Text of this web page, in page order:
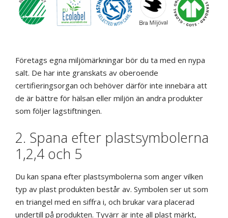
Företags egna miljömärkningar bör du ta med en nypa
salt. De har inte granskats av oberoende
certifieringsorgan och behöver därför inte innebära att
de är bättre för hälsan eller miljön än andra produkter
som följer lagstiftningen.
2. Spana efter plastsymbolerna
1,2,4 och 5
Du kan spana efter plastsymbolerna som anger vilken
typ av plast produkten består av. Symbolen ser ut som
en triangel med en siffra i, och brukar vara placerad
undertill på produkten. Tyvärr är inte all plast märkt,